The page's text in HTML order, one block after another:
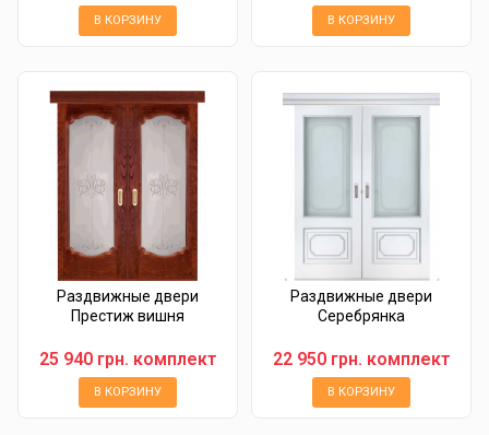
В КОРЗИНУ В КОРЗИНУ
Раздвижные двери
Престиж вишня
25 940 грн. комплект
В КОРЗИНУ
Раздвижные двери
Серебрянка
22 950 грн. комплект
В КОРЗИНУ